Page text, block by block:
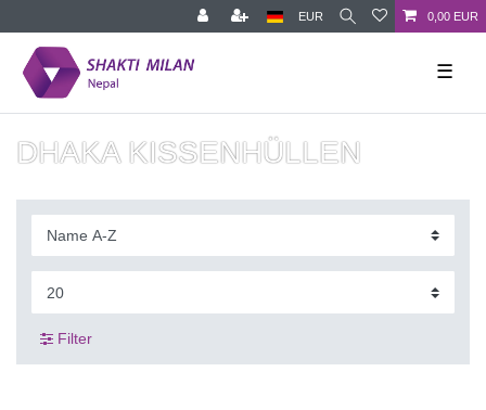
EUR 0,00 EUR
☰
DHAKA KISSENHÜLLEN
Filter